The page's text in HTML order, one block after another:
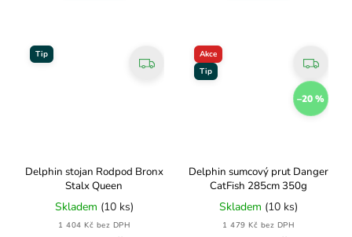
Tip
Delphin stojan Rodpod Bronx
Stalx Queen
Skladem (10 ks)
1 404 Kč bez DPH
Akce
Tip
–20 %
Delphin sumcový prut Danger
CatFish 285cm 350g
Skladem (10 ks)
1 479 Kč bez DPH